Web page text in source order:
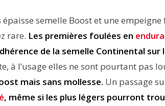
semelle Boost et une
rare. Les premières foulées en
de la semelle Continental sur
à l’usage elles ne sont pourtant pas
mais sans mollesse. Un passage
, même si les plus légers pourront